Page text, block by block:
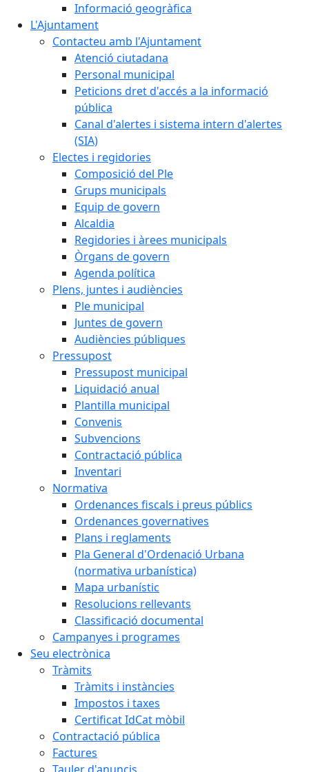
Informació geogràfica
L'Ajuntament
Contacteu amb l'Ajuntament
Atenció ciutadana
Personal municipal
Peticions dret d'accés a la informació
pública
Canal d'alertes i sistema intern d'alertes
(SIA)
Electes i regidories
Composició del Ple
Grups municipals
Equip de govern
Alcaldia
Regidories i àrees municipals
Òrgans de govern
Agenda política
Plens, juntes i audiències
Ple municipal
Juntes de govern
Audiències públiques
Pressupost
Pressupost municipal
Liquidació anual
Plantilla municipal
Convenis
Subvencions
Contractació pública
Inventari
Normativa
Ordenances fiscals i preus públics
Ordenances governatives
Plans i reglaments
Pla General d'Ordenació Urbana
(normativa urbanística)
Mapa urbanístic
Resolucions rellevants
Classificació documental
Campanyes i programes
Seu electrònica
Tràmits
Tràmits i instàncies
Impostos i taxes
Certificat IdCat mòbil
Contractació pública
Factures